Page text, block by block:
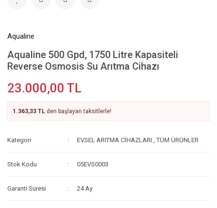
Aqualine
Aqualine 500 Gpd, 1750 Litre Kapasiteli
Reverse Osmosis Su Arıtma Cihazı
23.000,00 TL
1.363,33 TL den başlayan taksitlerle!
Kategori EVSEL ARITMA CİHAZLARI ,TÜM ÜRÜNLER
Stok Kodu 05EVS0003
Garanti Süresi 24 Ay